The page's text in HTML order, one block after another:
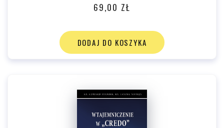
69,00 ZŁ
DODAJ DO KOSZYKA